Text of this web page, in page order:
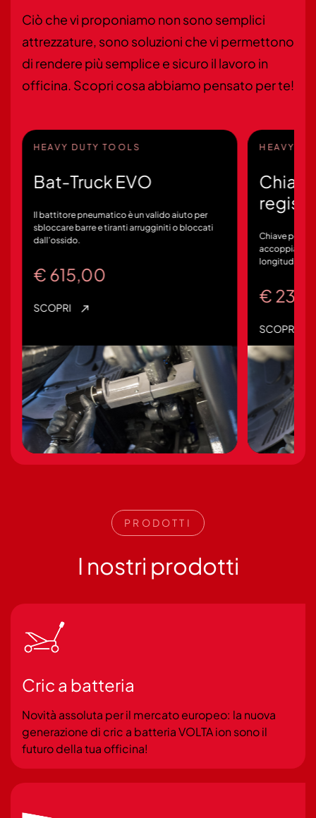
Ciò che vi proponiamo non sono semplici
attrezzature, sono soluzioni che vi permettono
di rendere più semplice e sicuro il lavoro in
officina. Scopri cosa abbiamo pensato per te!
HEAVY DUTY TOOLS
Bat-Truck EVO
Il battitore pneumatico è un valido aiuto per
sbloccare barre e tiranti arrugginiti o bloccati
dall’ossido.
€ 615,00
SCOPRI
HEAVY
Chiave per
longitudinali
€
SCOPRI
PRODOTTI
I nostri prodotti
Cric a batteria
Novità assoluta per il mercato europeo: la nuova
generazione di cric a batteria VOLTA ion sono il
futuro della tua officina!